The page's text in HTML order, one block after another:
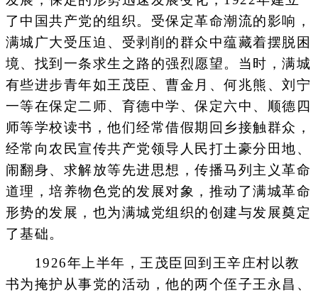
了中国共产党的组织。受保定革命潮流的影响，
满城广大受压迫、受剥削的群众中蕴藏着摆脱困
境、找到一条求生之路的强烈愿望。当时，满城
有些进步青年如王茂臣、曹金月、何兆熊、刘宁
一等在保定二师、育德中学、保定六中、顺德四
师等学校读书，他们经常借假期回乡接触群众，
经常向农民宣传共产党领导人民打土豪分田地、
闹翻身、求解放等先进思想，传播马列主义革命
道理，培养物色党的发展对象，推动了满城革命
形势的发展，也为满城党组织的创建与发展奠定
了基础。
1926年上半年，王茂臣回到王辛庄村以教
书为掩护从事党的活动，他的两个侄子王永昌、